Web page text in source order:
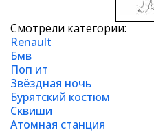
Смотрели категории:
Renault
Бмв
Поп ит
Звёздная ночь
Бурятский костюм
Сквиши
Атомная станция